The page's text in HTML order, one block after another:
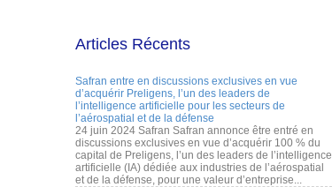
Articles Récents
Safran entre en discussions exclusives en vue
d’acquérir Preligens, l’un des leaders de
l’intelligence artificielle pour les secteurs de
l’aérospatial et de la défense
24 juin 2024 Safran Safran annonce être entré en
discussions exclusives en vue d’acquérir 100 % du
capital de Preligens, l’un des leaders de l’intelligence
artificielle (IA) dédiée aux industries de l’aérospatial
et de la défense, pour une valeur d’entreprise...